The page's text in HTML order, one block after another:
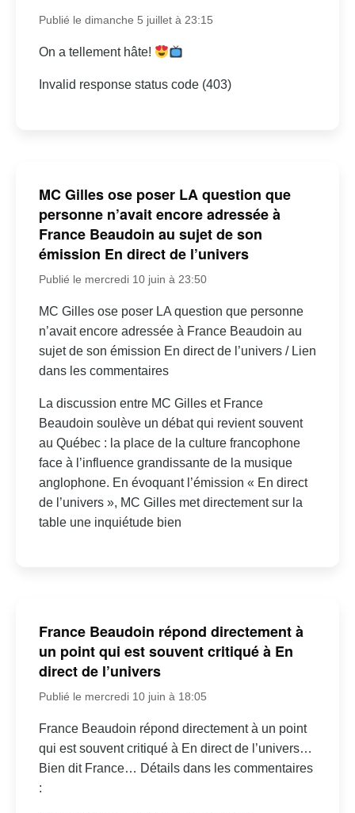
Publié le dimanche 5 juillet à 23:15
On a tellement hâte!
Invalid response status code (403)
MC Gilles ose poser LA question que
personne n’avait encore adressée à
France Beaudoin au sujet de son
émission En direct de l’univers
Publié le mercredi 10 juin à 23:50
MC Gilles ose poser LA question que personne
n’avait encore adressée à France Beaudoin au
sujet de son émission En direct de l’univers / Lien
dans les commentaires
La discussion entre MC Gilles et France
Beaudoin soulève un débat qui revient souvent
au Québec : la place de la culture francophone
face à l’influence grandissante de la musique
anglophone. En évoquant l’émission « En direct
de l’univers », MC Gilles met directement sur la
table une inquiétude bien
France Beaudoin répond directement à
un point qui est souvent critiqué à En
direct de l’univers
Publié le mercredi 10 juin à 18:05
France Beaudoin répond directement à un point
qui est souvent critiqué à En direct de l’univers…
Bien dit France… Détails dans les commentaires
: